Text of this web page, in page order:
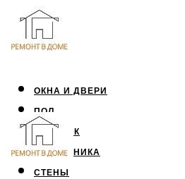
ОКНА И ДВЕРИ
ПОЛ
ПОТОЛОК
САНТЕХНИКА
СТЕНЫ